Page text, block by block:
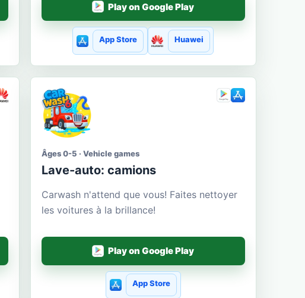
Play on Google Play
App Store Huawei
Âges 0-5 · Vehicle games
Lave-auto: camions
Carwash n'attend que vous! Faites nettoyer
les voitures à la brillance!
Play on Google Play
App Store